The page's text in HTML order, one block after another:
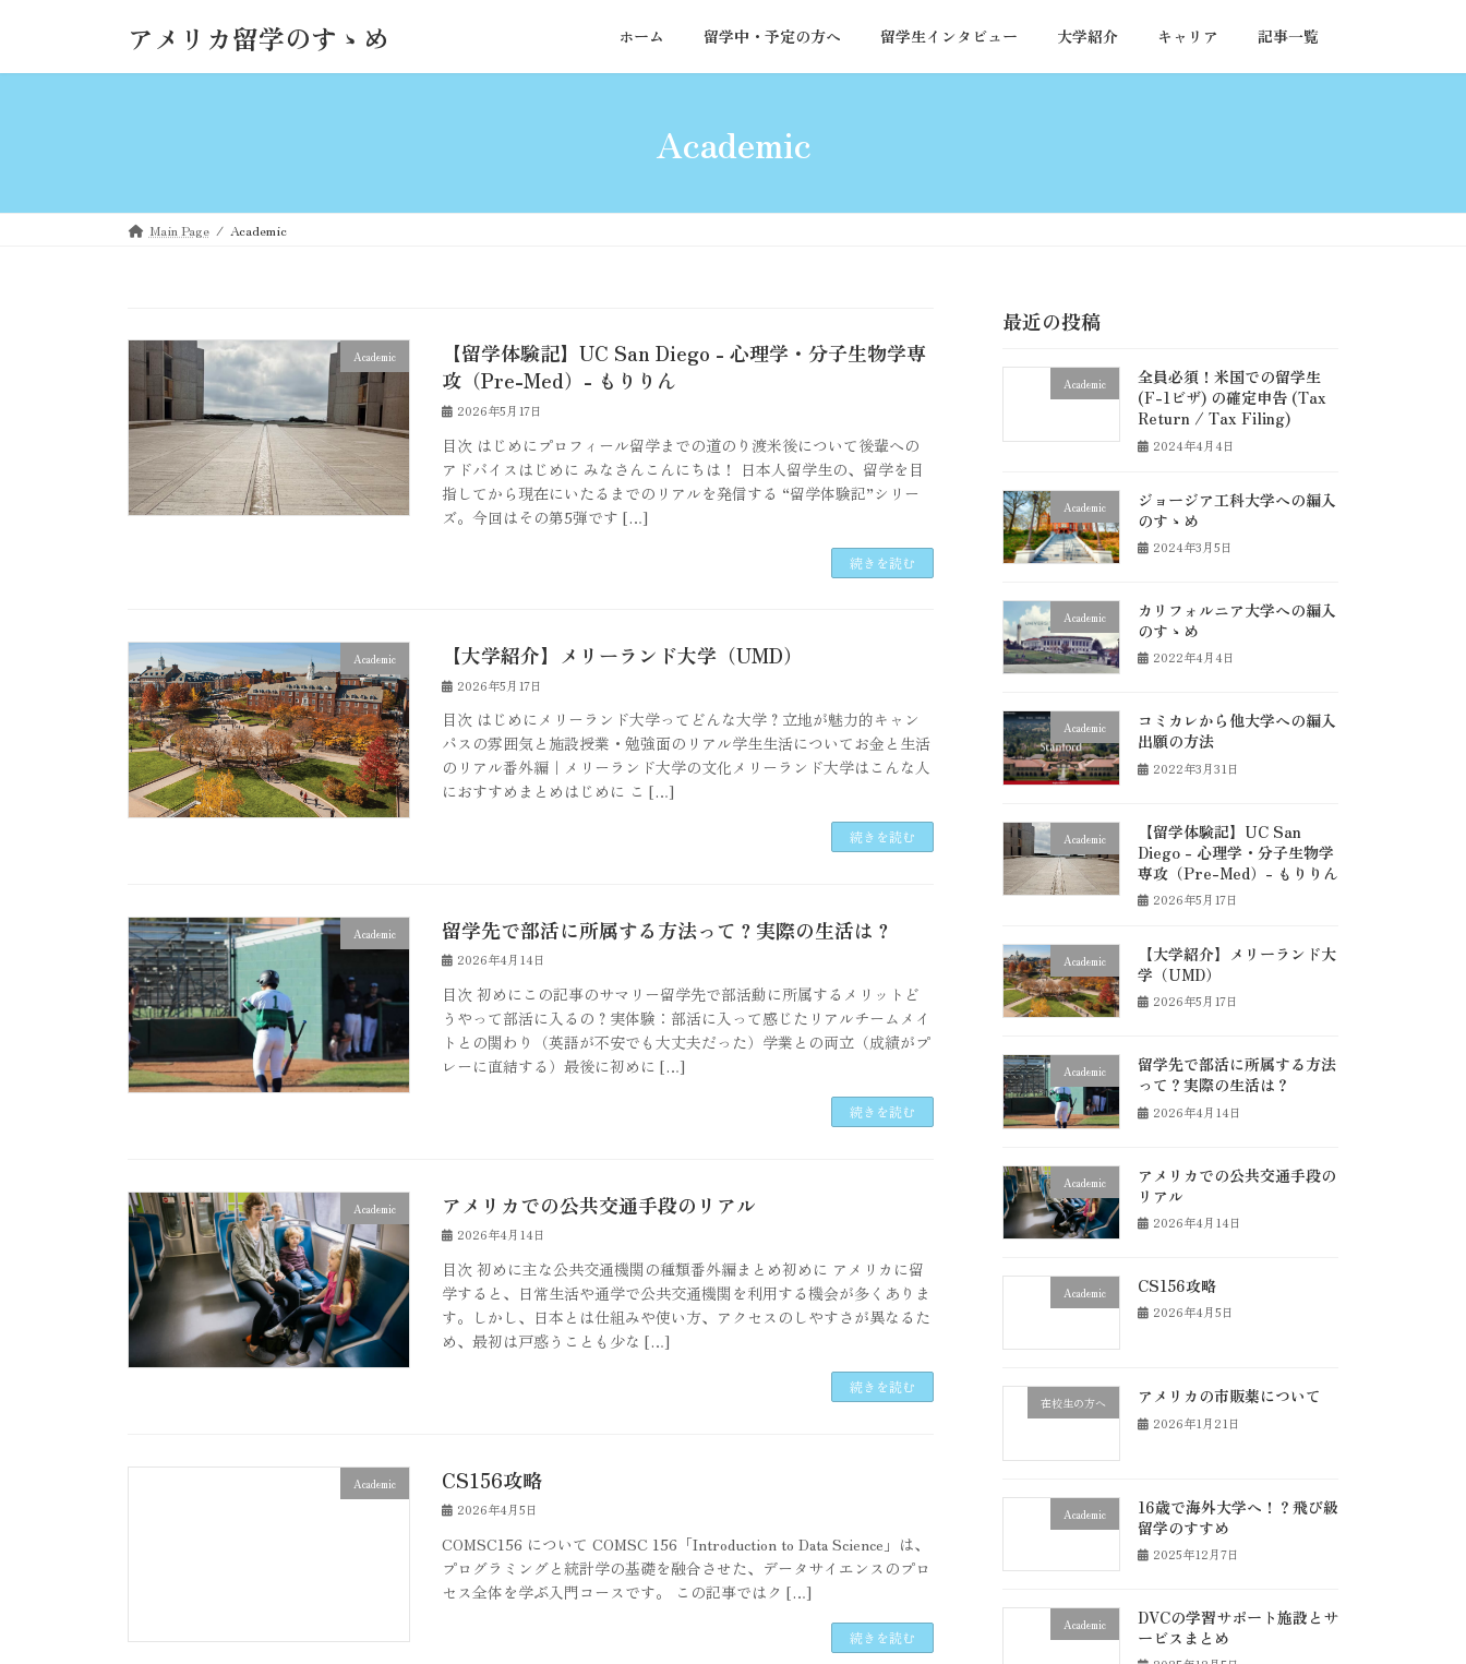
ッ
移
アメリカ留学のすゝめ ホーム 留学中・予定の方へ 留学生インタビュー 大学紹介 キャリア 記事一覧
Academic
Main Page Academic
Academic
【留学体験記】UC San Diego - 心理学・分子生物学専
攻（Pre-Med）- もりりん
2026年5月17日
目次 はじめにプロフィール留学までの道のり渡米後について後輩への
アドバイスはじめに みなさんこんにちは！ 日本人留学生の、留学を目
指してから現在にいたるまでのリアルを発信する “留学体験記”シリー
ズ。今回はその第5弾です […]
続きを読む
Academic 【大学紹介】メリーランド大学（UMD）
2026年5月17日
目次 はじめにメリーランド大学ってどんな大学？立地が魅力的キャン
パスの雰囲気と施設授業・勉強面のリアル学生生活についてお金と生活
のリアル番外編｜メリーランド大学の文化メリーランド大学はこんな人
におすすめまとめはじめに こ […]
続きを読む
Academic 留学先で部活に所属する方法って？実際の生活は？
2026年4月14日
目次 初めにこの記事のサマリー留学先で部活動に所属するメリットど
うやって部活に入るの？実体験：部活に入って感じたリアルチームメイ
トとの関わり（英語が不安でも大丈夫だった）学業との両立（成績がプ
レーに直結する）最後に初めに […]
続きを読む
Academic アメリカでの公共交通手段のリアル
2026年4月14日
目次 初めに主な公共交通機関の種類番外編まとめ初めに アメリカに留
学すると、日常生活や通学で公共交通機関を利用する機会が多くありま
す。しかし、日本とは仕組みや使い方、アクセスのしやすさが異なるた
め、最初は戸惑うことも少な […]
続きを読む
Academic CS156攻略
2026年4月5日
COMSC156 について COMSC 156「Introduction to Data Science」は、
プログラミングと統計学の基礎を融合させた、データサイエンスのプロ
セス全体を学ぶ入門コースです。 この記事ではク […]
続きを読む
最近の投稿
Academic
全員必須！米国での留学生
(F-1ビザ) の確定申告 (Tax
Return / Tax Filing)
2024年4月4日
Academic
ジョージア工科大学への編入
のすゝめ
2024年3月5日
Academic
カリフォルニア大学への編入
のすゝめ
2022年4月4日
Academic
コミカレから他大学への編入
出願の方法
2022年3月31日
Academic
【留学体験記】UC San
Diego - 心理学・分子生物学
専攻（Pre-Med）- もりりん
2026年5月17日
Academic
【大学紹介】メリーランド大
学（UMD）
2026年5月17日
Academic
留学先で部活に所属する方法
って？実際の生活は？
2026年4月14日
Academic
アメリカでの公共交通手段の
リアル
2026年4月14日
Academic CS156攻略
2026年4月5日
在校生の方へ アメリカの市販薬について
2026年1月21日
Academic
16歳で海外大学へ！？飛び級
留学のすすめ
2025年12月7日
Academic
DVCの学習サポート施設とサ
ービスまとめ